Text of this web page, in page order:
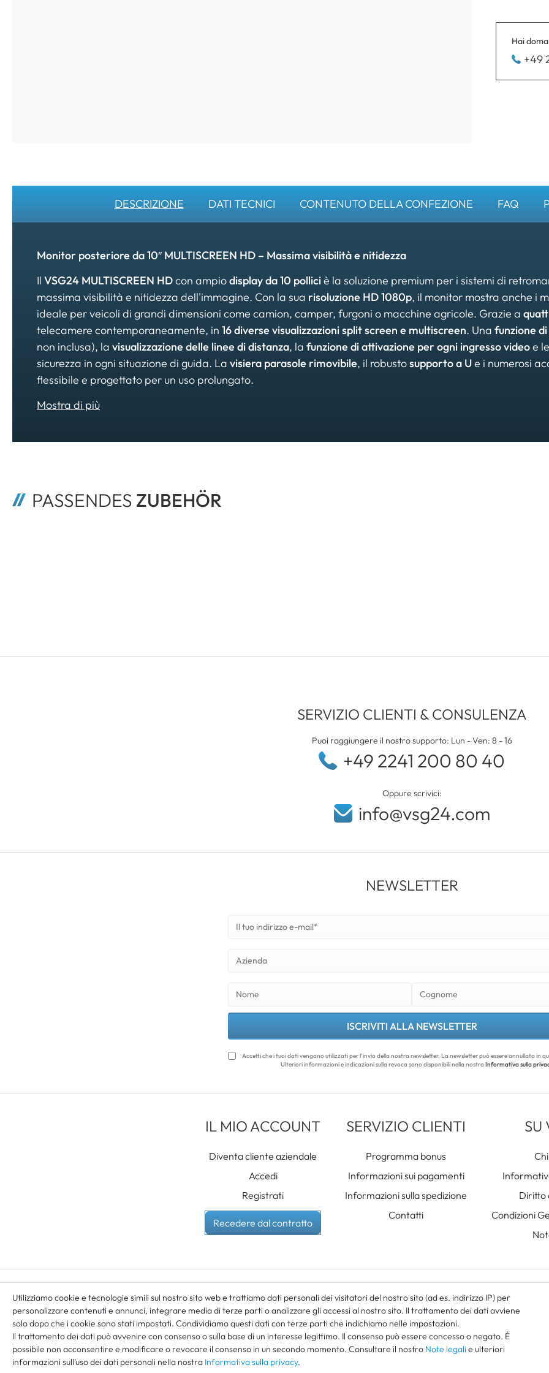
Hai
+49
DESCRIZIONE
Monitor posteriore da 10″ MULTISCREEN HD – Massima visibilità e nitidezza
Il VSG24 MULTISCREEN HDcon ampiodisplay da 10 polliciè la soluzione premium per i sistemi di
massima visibilità e nitidezza dell'immagine. Con la sua risoluzione HD 1080p, il monitor mostra anche i
ideale per veicoli di grandi dimensioni come camion, camper, furgoni o macchine agricole. Grazie a
telecamere contemporaneamente, in 16 diverse visualizzazioni split screen e multiscreen. Una funzione
non inclusa), la visualizzazione delle linee di distanza, la funzione di attivazione per ogni ingresso videoe le
sicurezza in ogni situazione di guida. La visiera parasole rimovibile, il robustosupporto a Ue i numerosi
flessibile e progettato per un uso prolungato.
DATI TECNICI CONTENUTO DELLA CONFEZIONE FAQ
PASSENDES ZUBEHÖR
SERVIZIO CLIENTI & CONSULENZA
Puoi raggiungere il nostro supporto: Lun - Ven: 8 - 16
+49 2241 200 80 40
Oppure scrivici:
info@vsg24.com
NEWSLETTER
ISCRIVITI ALLA NEWSLETTER
Accetti che i tuoi dati vengano utilizzati per l’invio della nostra newsletter. La newsletter può essere annullata in
Ulteriori informazioni e indicazioni sulla revoca sono disponibili nella nostraInformativa sulla
IL MIO ACCOUNT
Diventa cliente aziendale
Accedi
Registrati
Recedere dal contratto
SERVIZIO CLIENTI
Programma bonus
Informazioni sui pagamenti
Informazioni sulla spedizione
Contatti
SU
Diritto
Condizioni
Tutti i prezzi indicati sono comprensivi di IVA, oltre allespese di spedizione. Spedizione gratuita
© 2026 / Tutti i diritti riservati /powered bycreateyourtemplate
Utilizziamo cookie e tecnologie simili sul nostro sito web e trattiamo dati personali dei visitatori del nostro sito (ad es. indirizzo IP) per
personalizzare contenuti e annunci, integrare media di terze parti o analizzare gli accessi al nostro sito. Il trattamento dei dati avviene
solo dopo che i cookie sono stati impostati. Condividiamo questi dati con terze parti che indichiamo nelle impostazioni.
Il trattamento dei dati può avvenire con consenso o sulla base di un interesse legittimo. Il consenso può essere concesso o negato. È
possibile non acconsentire e modificare o revocare il consenso in un secondo momento. Consultare il nostro Note legali e ulteriori
informazioni sull’uso dei dati personali nella nostra Informativa sulla privacy.